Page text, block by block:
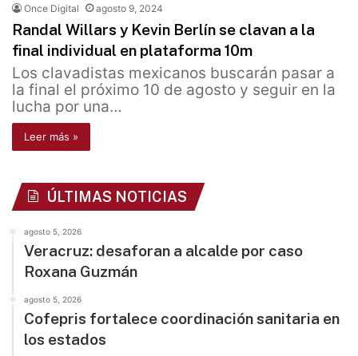
Once Digital agosto 9, 2024
Randal Willars y Kevin Berlín se clavan a la
final individual en plataforma 10m
Los clavadistas mexicanos buscarán pasar a
la final el próximo 10 de agosto y seguir en la
lucha por una…
Leer más »
ÚLTIMAS NOTICIAS
agosto 5, 2026
Veracruz: desaforan a alcalde por caso
Roxana Guzmán
agosto 5, 2026
Cofepris fortalece coordinación sanitaria en
los estados